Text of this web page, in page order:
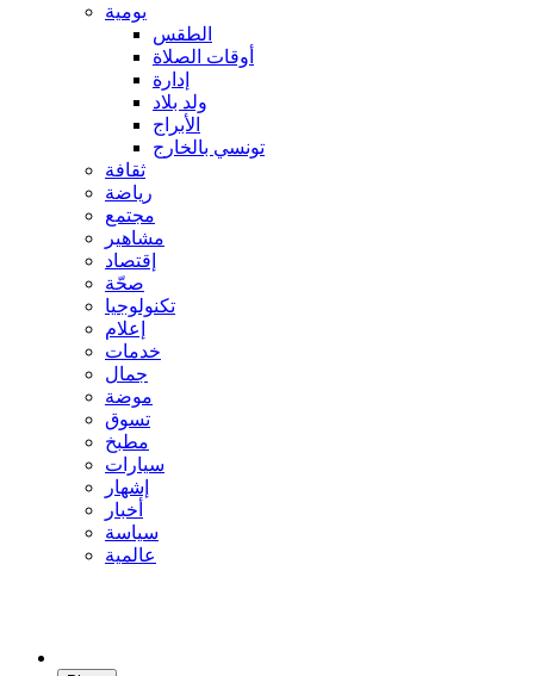
يومية
الطقس
أوقات الصلاة
إدارة
ولد بلاد
الأبراج
تونسي بالخارج
ثقافة
رياضة
مجتمع
مشاهير
إقتصاد
صحّة
تكنولوجيا
إعلام
خدمات
جمال
موضة
تسوق
مطبخ
سيارات
إشهار
أخبار
سياسة
عالمية